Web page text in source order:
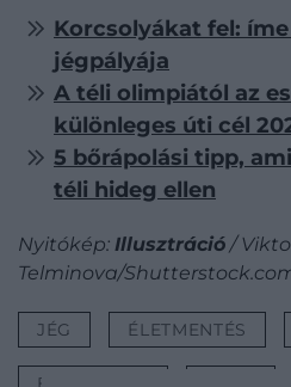
Korcsolyákat fel:
jégpályája
A téli olimpiától az
különleges úti cél
5 bőrápolási tipp,
téli hideg ellen
Nyitókép: Illusztráció /
Telminova/
JÉG ÉLETMENTÉS